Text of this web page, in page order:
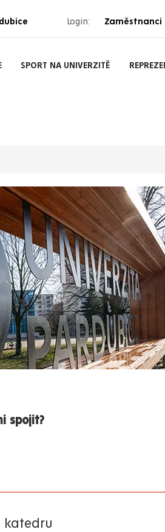
Login: Zaměstnanci
SPORT NA UNIVERZITĚ
spojit?
katedru